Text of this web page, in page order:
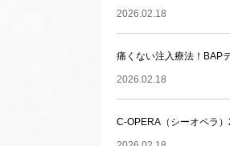
2026.02.18
痛くない注入療法！BAP
2026.02.18
C-OPERA（シーオペラ